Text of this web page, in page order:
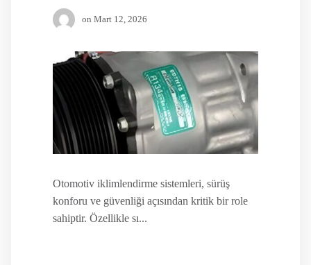
on Mart 12, 2026
Otomotiv iklimlendirme sistemleri, sürüş
konforu ve güvenliği açısından kritik bir role
sahiptir. Özellikle sı...